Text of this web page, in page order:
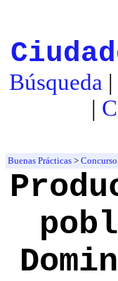
Búsqueda |
|
Buenas Prácticas >